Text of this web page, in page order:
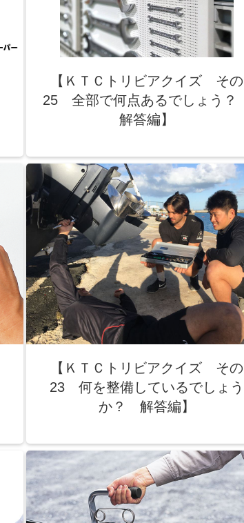
【ＫＴＣトリビアクイズ その
25 全部で何点あるでしょう？
解答編】
【ＫＴＣトリビアクイズ その
23 何を整備しているでしょう
か？ 解答編】